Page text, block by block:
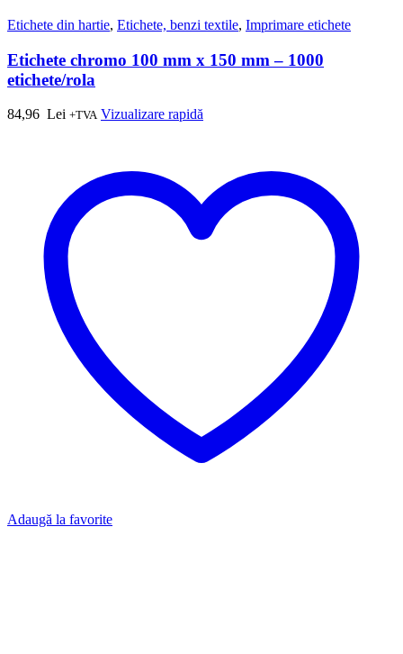
Etichete din hartie, Etichete, benzi textile, Imprimare etichete
Etichete chromo 100 mm x 150 mm – 1000
etichete/rola
84,96 Lei +TVA Vizualizare rapidă
Adaugă la favorite